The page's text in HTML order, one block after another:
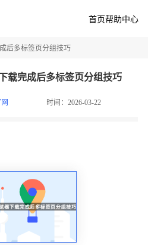
首页帮助中心
后多标签页分组技巧
载完成后多标签页分组技巧
时间：2026-03-22